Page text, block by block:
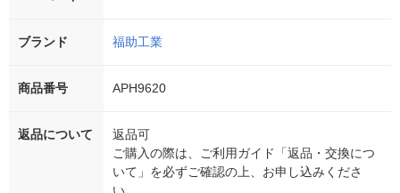
ブランド 福助工業
商品番号 APH9620
返品について
返品可
ご購入の際は、ご利用ガイド「返品・交換につ
いて」を必ずご確認の上、お申し込みくださ